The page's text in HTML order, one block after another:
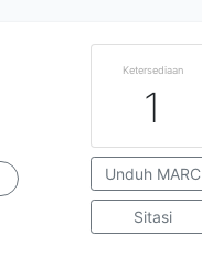
Ketersediaan
1
Unduh MARC
Sitasi